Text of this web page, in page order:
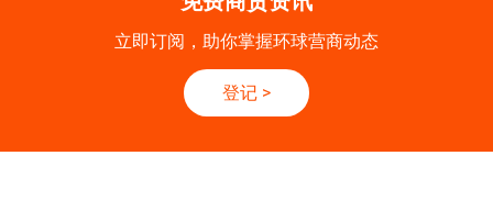
立即订阅，助你掌握环球营商动态
登记 >